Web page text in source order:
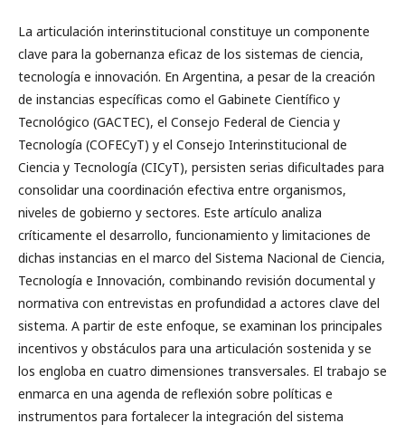
La articulación interinstitucional constituye un componente
clave para la gobernanza eficaz de los sistemas de ciencia,
tecnología e innovación. En Argentina, a pesar de la creación
de instancias específicas como el Gabinete Científico y
Tecnológico (GACTEC), el Consejo Federal de Ciencia y
Tecnología (COFECyT) y el Consejo Interinstitucional de
Ciencia y Tecnología (CICyT), persisten serias dificultades para
consolidar una coordinación efectiva entre organismos,
niveles de gobierno y sectores. Este artículo analiza
críticamente el desarrollo, funcionamiento y limitaciones de
dichas instancias en el marco del Sistema Nacional de Ciencia,
Tecnología e Innovación, combinando revisión documental y
normativa con entrevistas en profundidad a actores clave del
sistema. A partir de este enfoque, se examinan los principales
incentivos y obstáculos para una articulación sostenida y se
los engloba en cuatro dimensiones transversales. El trabajo se
enmarca en una agenda de reflexión sobre políticas e
instrumentos para fortalecer la integración del sistema